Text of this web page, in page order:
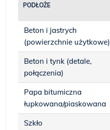
PODŁOŻE
Beton i jastrych
(powierzchnie użytkowe)
Beton i tynk (detale,
połączenia)
Papa bitumiczna
łupkowana/piaskowana
Szkło